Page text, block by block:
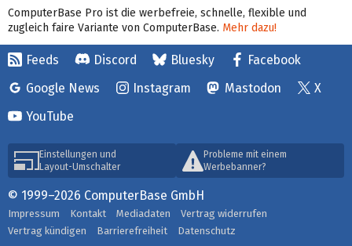
ComputerBase Pro ist die werbefreie, schnelle, flexible und
zugleich faire Variante von ComputerBase. Mehr dazu!
Feeds Discord Bluesky
Facebook
Google News
Instagram Mastodon
X
YouTube
Einstellungen und
Layout-Umschalter
Probleme mit einem
Werbebanner?
© 1999–2026 ComputerBase GmbH
Impressum Kontakt Mediadaten
Vertrag widerrufen
Vertrag kündigen
Barrierefreiheit Datenschutz